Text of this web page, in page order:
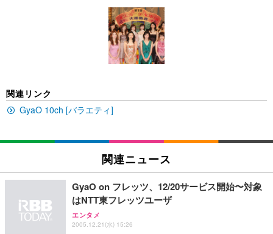
[EdoErgo] オフィスチェア 椅子 テレワーク 疲れな
い 跳ね上げ式アームレスト コンパクト 約105度ロッ
キング pc 事務椅子 360度回転 座面昇降 強化ナイロ
ン樹脂ベース 通気性メッシュ 在宅ワーク H-WY01
(黒網+黒枠+黒足)
ュチェア 人間工学 疲れない ブラック
￥27,999
Sezlife オフィスチェア デスクチェア 疲れない テレ
ワーク チェア 強化バックレスト 30度ロッキング機
レスト 3Dヘッドレスト ハンガー付き 高反発クッシ
ョン PCチェア 通気性メッシュ ゲーミング/勉強/事
務用 おしゃれ パソコンチェア (ブラック)
￥7,680
Sezlife オフィスチェア デスクチェア 疲れない テレ
EIZO ビジネス向けプレミアムモニター | FlexScan
EV3240X-WT | 31.5型4K UHD・USB Type-C・ホワ
￥105,595
イト
【純正品】27"ゲーミングモニター DualSense 充電
フック付き（CFI-ZDM1J）
￥49,979
【整備済み品】Dell E2724HS 27インチ 液晶モニタ
Amazonベーシック ペットシーツ 薄型 レギュラー 1
回使い捨て 無香料 ホワイト 300枚
x2袋(84枚) ホワイト(吸収面:ライトブルー)
￥3,234
ネオ・ルーライフ ネオ・オムツ L 中型犬用 26枚入
り 単品
￥1,800
Smart Basic(スマートベーシック) 【Amazon.co.jp
関連リンク
GyaO 10ch [バラエティ]
関連ニュース
GyaO on フレッツ、12/20サービス開始〜対象
はNTT東フレッツユーザ
エンタメ
2005.12.21(水) 15:26